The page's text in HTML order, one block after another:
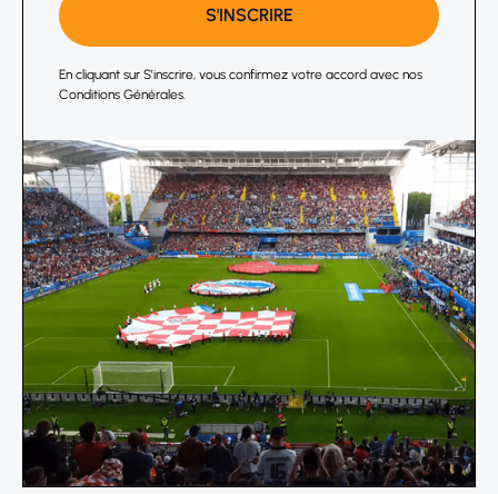
En cliquant sur S'inscrire, vous confirmez votre accord avec nos
Conditions Générales.